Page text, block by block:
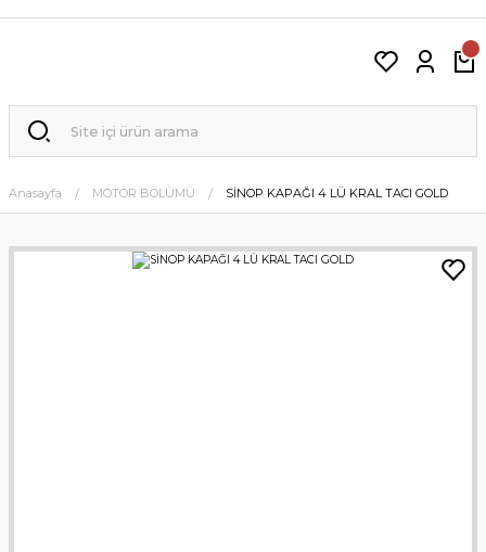
Anasayfa MOTOR BÖLÜMÜ SİNOP KAPAĞI 4 LÜ KRAL TACI GOLD